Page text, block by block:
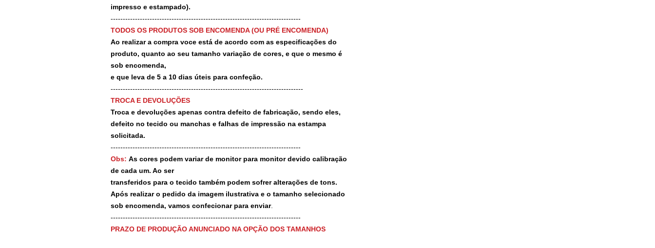
impresso e estampado).
------------------------------------------------------------------------------
TODOS OS PRODUTOS SOB ENCOMENDA (OU PRÉ ENCOMENDA)
Ao realizar a compra voce está de acordo com as especificações do
produto, quanto ao seu tamanho variação de cores, e que o mesmo é
sob encomenda,
e que leva de 5 a 10 dias úteis para confeção.
-------------------------------------------------------------------------------
TROCA E DEVOLUÇÕES
Troca e devoluções apenas contra defeito de fabricação, sendo eles,
defeito no tecido ou manchas e falhas de impressão na estampa
solicitada.
------------------------------------------------------------------------------
Obs: As cores podem variar de monitor para monitor devido calibração
de cada um. Ao ser
transferidos para o tecido também podem sofrer alterações de tons.
Após realizar o pedido da imagem ilustrativa e o tamanho selecionado
sob encomenda, vamos confecionar para enviar.
------------------------------------------------------------------------------
PRAZO DE PRODUÇÃO ANUNCIADO NA OPÇÃO DOS TAMANHOS